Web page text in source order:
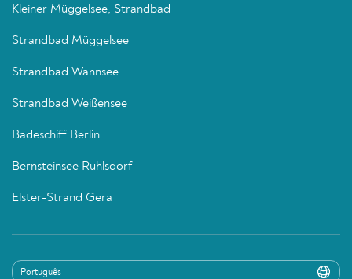
Kleiner Müggelsee, Strandbad
Strandbad Müggelsee
Strandbad Wannsee
Strandbad Weißensee
Badeschiff Berlin
Bernsteinsee Ruhlsdorf
Elster-Strand Gera